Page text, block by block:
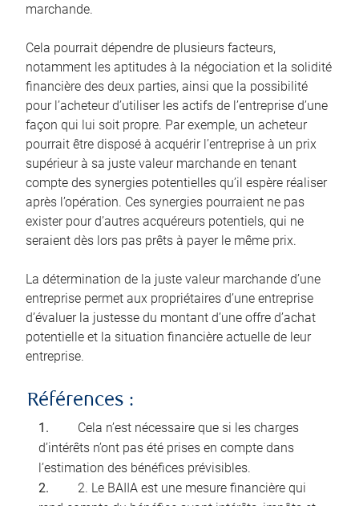
marchande.
Cela pourrait dépendre de plusieurs facteurs,
notamment les aptitudes à la négociation et la solidité
financière des deux parties, ainsi que la possibilité
pour l’acheteur d’utiliser les actifs de l’entreprise d’une
façon qui lui soit propre. Par exemple, un acheteur
pourrait être disposé à acquérir l’entreprise à un prix
supérieur à sa juste valeur marchande en tenant
compte des synergies potentielles qu’il espère réaliser
après l’opération. Ces synergies pourraient ne pas
exister pour d’autres acquéreurs potentiels, qui ne
seraient dès lors pas prêts à payer le même prix.
La détermination de la juste valeur marchande d’une
entreprise permet aux propriétaires d’une entreprise
d’évaluer la justesse du montant d’une offre d’achat
potentielle et la situation financière actuelle de leur
entreprise.
Références :
Cela n’est nécessaire que si les charges
d’intérêts n’ont pas été prises en compte dans
l’estimation des bénéfices prévisibles.
2. Le BAIIA est une mesure financière qui